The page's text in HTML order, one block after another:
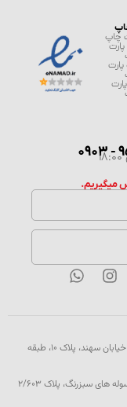
تهران، خیابان سهروردی شمالی، هویزه شرقی، خیابان سهند، پلاک ۱۰، طبقه
چهاردانگه، شهرک صنعتی سهند، خیابان سهند 6، سوله های سبزرنگ، پلاک 2/603